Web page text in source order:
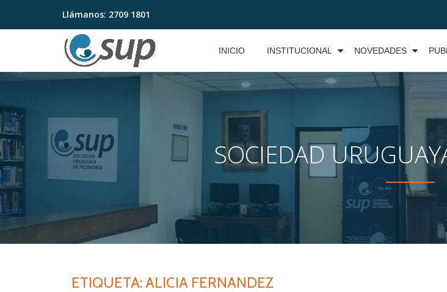
Saltar
Llámanos: 2709 1801
INICIO INSTITUCIONAL NOVEDADES
SOCIEDAD
ETIQUETA:ALICIA FERNANDEZ